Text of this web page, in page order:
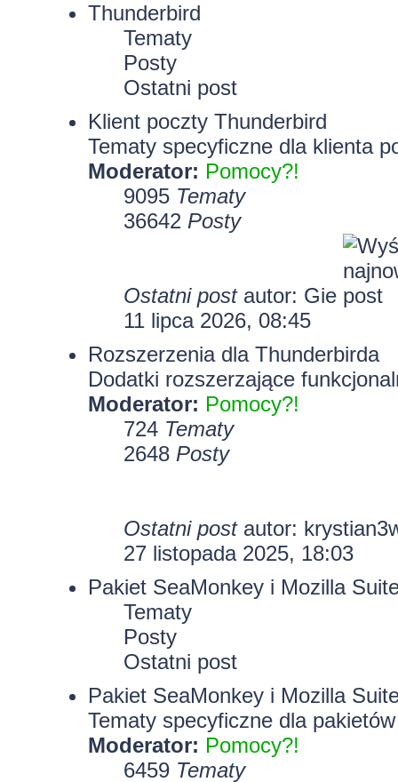
Thunderbird
Tematy
Posty
Ostatni post
Klient poczty Thunderbird
Tematy specyficzne dla klienta
Moderator: Pomocy?!
9095 Tematy
36642 Posty
Ostatni postautor: Gie
11 lipca 2026, 08:45
Rozszerzenia dla Thunderbirda
Dodatki rozszerzające
Moderator: Pomocy?!
724 Tematy
2648 Posty
Ostatni postautor:
27 listopada 2025, 18:03
Pakiet SeaMonkey i Mozilla
Tematy
Posty
Ostatni post
Pakiet SeaMonkey i Mozilla
Tematy specyficzne dla
Moderator: Pomocy?!
6459 Tematy